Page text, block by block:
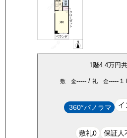
1階4.4万円
敷 金----- /礼 金----- １
360°パノラマ イ
敷礼0 保証人